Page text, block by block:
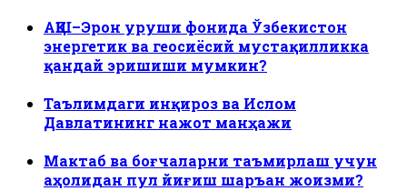
АҚШ–Эрон уруши фонида Ўзбекистон
энергетик ва геосиёсий мустақилликка
қандай эришиши мумкин?
Таълимдаги инқироз ва Ислом
Давлатининг нажот манҳажи
Мактаб ва боғчаларни таъмирлаш учун
аҳолидан пул йиғиш шаръан жоизми?